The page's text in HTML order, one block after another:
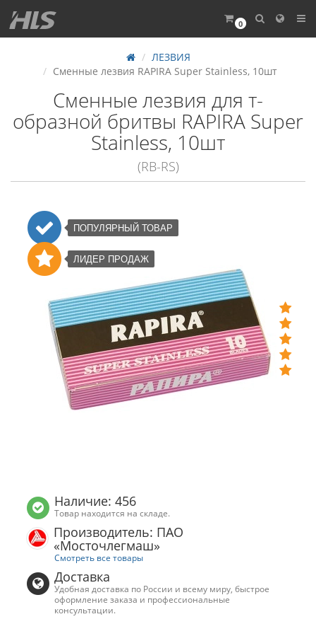
0
ЛЕЗВИЯ
Сменные лезвия RAPIRA Super Stainless, 10шт
Сменные лезвия для т-
образной бритвы RAPIRA Super
Stainless, 10шт
(RB-RS)
ПОПУЛЯРНЫЙ ТОВАР
ЛИДЕР ПРОДАЖ
Наличие: 456
Товар находится на складе.
Производитель: ПАО
«Мосточлегмаш»
Смотреть все товары
Доставка
Удобная доставка по России и всему миру, быстрое
оформление заказа и профессиональные
консультации.